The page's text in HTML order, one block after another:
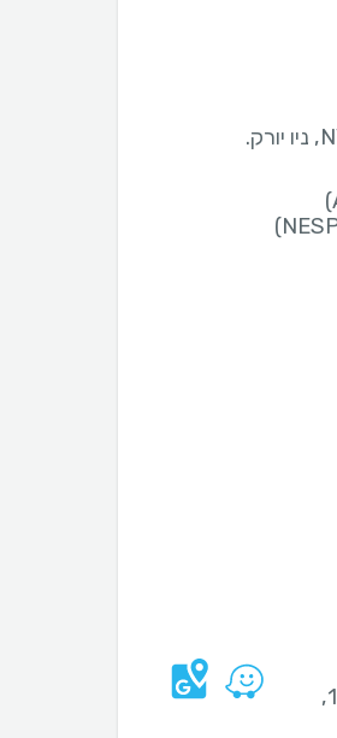
מדינת היהודים 89, בניין E, קומה 13,